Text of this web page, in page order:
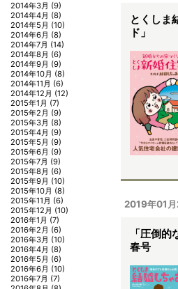
とくしま
ド」
2019年01
「圧倒
春号
2014年3月 (9)
2014年4月 (8)
2014年5月 (10)
2014年6月 (8)
2014年7月 (14)
2014年8月 (6)
2014年9月 (9)
2014年10月 (8)
2014年11月 (6)
2014年12月 (12)
2015年1月 (7)
2015年2月 (9)
2015年3月 (8)
2015年4月 (9)
2015年5月 (9)
2015年6月 (9)
2015年7月 (9)
2015年8月 (6)
2015年9月 (10)
2015年10月 (8)
2015年11月 (6)
2015年12月 (10)
2016年1月 (7)
2016年2月 (6)
2016年3月 (10)
2016年4月 (8)
2016年5月 (6)
2016年6月 (10)
2016年7月 (7)